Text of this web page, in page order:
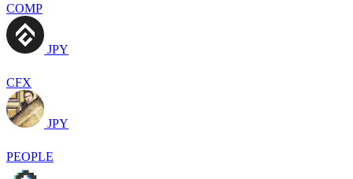
COMP
JPY
CFX
JPY
PEOPLE